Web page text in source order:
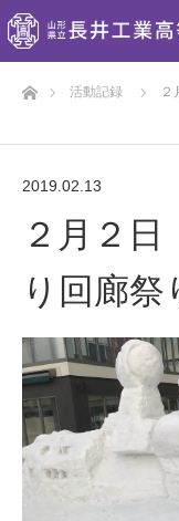
ホーム活動記録 ２
2019.02.13
２月２
り回廊